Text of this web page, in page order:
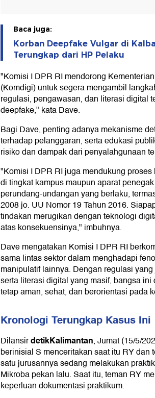
Baca juga:
Korban Deepfake Vulgar di
Terungkap dari HP Pelaku
"Komisi I DPR RI mendorong
(Komdigi) untuk segera mengambil
regulasi, pengawasan, dan literasi digital
deepfake," kata Dave.
Bagi Dave, penting adanya mekanisme
terhadap pelanggaran, serta edukasi
risiko dan dampak dari penyalahgunaan
"Komisi I DPR RI juga mendukung
di tingkat kampus maupun aparat
perundang-undangan yang berlaku,
2008 jo. UU Nomor 19 Tahun 2016.
tindakan merugikan dengan teknologi
atas konsekuensinya," imbuhnya.
Dave mengatakan Komisi I DPR RI
sama lintas sektor dalam menghadapi
manipulatif lainnya. Dengan regulasi
serta literasi digital yang masif, bangsa
tetap aman, sehat, dan berorientasi pada
Kronologi Terungkap Kasus Ini
DilansirdetikKalimantan, Jumat (15/5/
berinisial S menceritakan saat itu RY dan
satu jurusannya sedang melakukan
Mikroba pekan lalu. Saat itu, teman RY
keperluan dokumentasi praktikum.